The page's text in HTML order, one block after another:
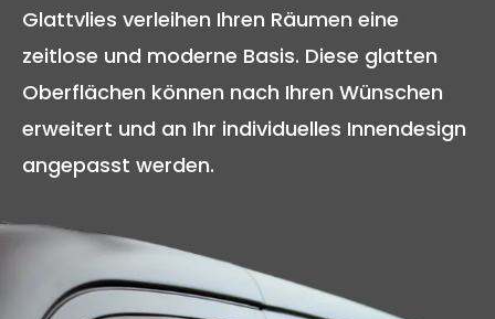
Glattvlies verleihen Ihren Räumen eine
zeitlose und moderne Basis. Diese glatten
Oberflächen können nach Ihren Wünschen
erweitert und an Ihr individuelles Innendesign
angepasst werden.